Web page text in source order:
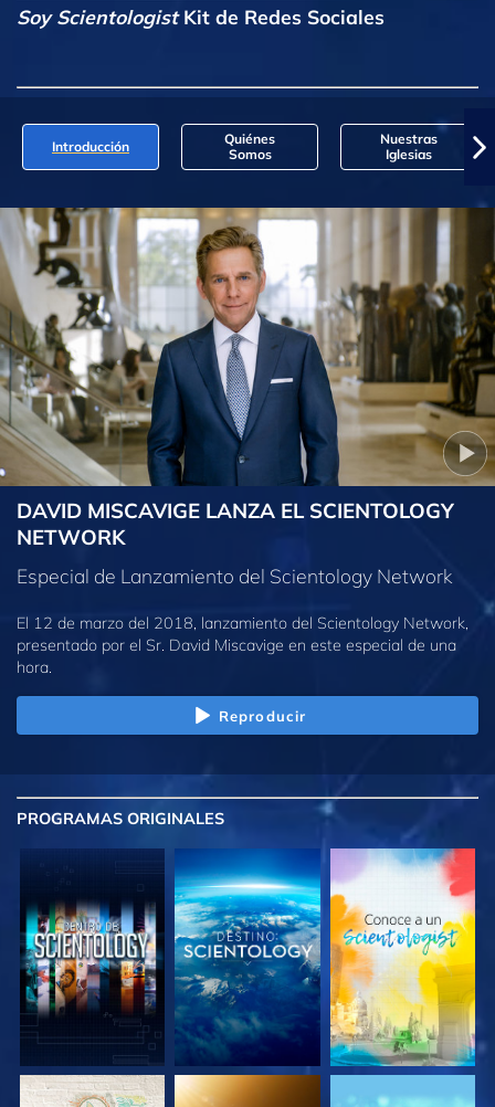
Soy ScientologistKit de Redes Sociales
Introducción
Quiénes
Somos
Nuestras
Iglesias
DAVID MISCAVIGE LANZA EL SCIENTOLOGY
NETWORK
Especial de Lanzamiento del Scientology Network
El 12 de marzo del 2018, lanzamiento del Scientology Network,
presentado por el Sr. David Miscavige en este especial de una
hora.
Reproducir
PROGRAMAS ORIGINALES